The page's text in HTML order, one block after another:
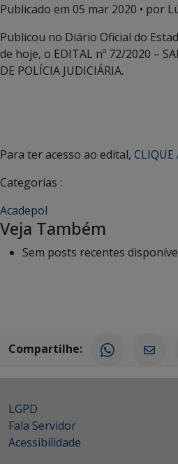
Publicado em 05 mar 2020 • por
Publicou no Diário Oficial do
de hoje, o EDITAL nº 72/2020 –
DE POLÍCIA JUDICIÁRIA.
Para ter acesso ao edital, CLIQUE
Categorias :
Acadepol
Veja Também
Sem posts recentes
Compartilhe:
LGPD
Fala Servidor
Acessibilidade